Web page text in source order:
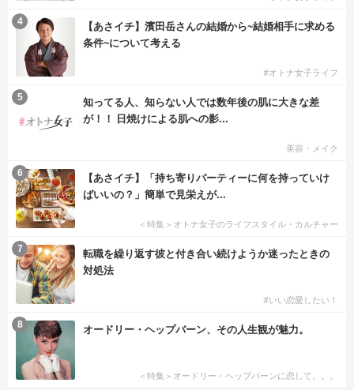
【あさイチ】濱田岳さんの結婚から~結婚相手に求める
条件~について考える
#オトナ女子ライフ
4
知ってる人、知らない人では数年後の肌に大きな差
が！！ 日焼けによる肌への影...
美容・メイク
5
【あさイチ】「持ち寄りパーティーに何を持っていけ
ばいいの？」簡単で見栄えが...
＜特集＞オトナ女子のライフスタイル・カルチャー
6
転職を繰り返す彼と付き合い続けようか迷ったときの
対処法
#いい恋愛したい！
7
オードリー・ヘップバーン、その人生観が魅力。
＜特集＞オードリー・ヘップバーンに恋して。。。
8